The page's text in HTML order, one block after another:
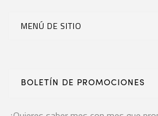
MENÚ DE SITIO
BOLETÍN DE PROMOCIONES